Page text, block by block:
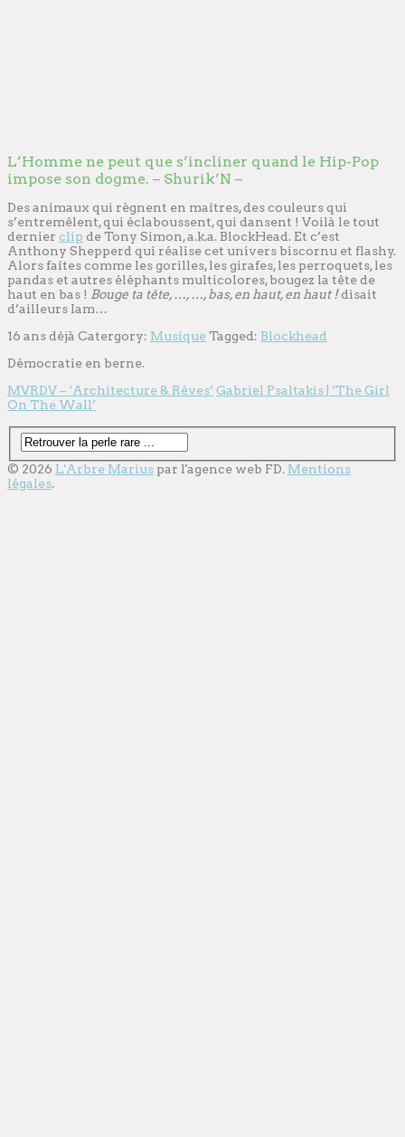
L’Homme ne peut que s’incliner quand le Hip-Pop
impose son dogme. – Shurik’N –
Des animaux qui règnent en maîtres, des couleurs qui
s’entremêlent, qui éclaboussent, qui dansent ! Voilà le tout
dernier clip de Tony Simon, a.k.a. BlockHead. Et c’est
Anthony Shepperd qui réalise cet univers biscornu et flashy.
Alors faîtes comme les gorilles, les girafes, les perroquets, les
pandas et autres éléphants multicolores, bougez la tête de
haut en bas ! Bouge ta tête, …, …, bas, en haut, en haut !disait
d’ailleurs Iam…
16 ans déjà Catergory: MusiqueTagged: Blockhead
Démocratie en berne.
MVRDV – ‘Architecture & Rêves’ Gabriel Psaltakis | ‘The Girl
On The Wall’
© 2026 L'Arbre Marius par l'agence web FD. Mentions
légales.